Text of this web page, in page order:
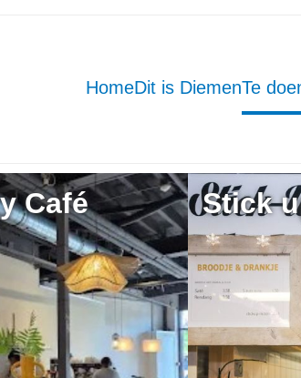
HomeDit is DiemenTe
Café Stick